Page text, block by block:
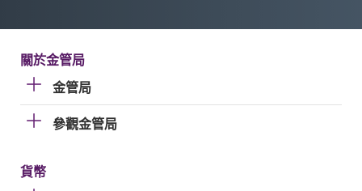
關於金管局
金管局
參觀金管局
貨幣